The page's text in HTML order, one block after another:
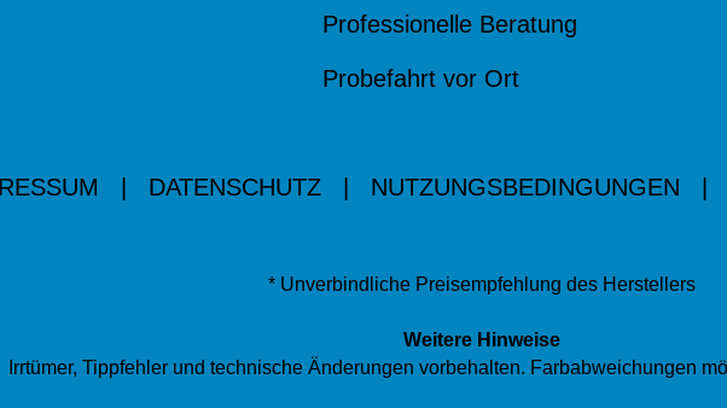
Professionelle Beratung
Probefahrt vor Ort
DATENSCHUTZ NUTZUNGSBEDINGUNGEN
* Unverbindliche Preisempfehlung des Herstellers
Weitere Hinweise
Irrtümer, Tippfehler und technische Änderungen vorbehalten. Farbabweichungen